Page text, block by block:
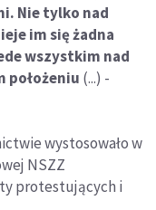
Nie tylko nad
im się żadna
wszystkim nad
położeniu (...) -
wystosowało w
NSZZ
protestujących i